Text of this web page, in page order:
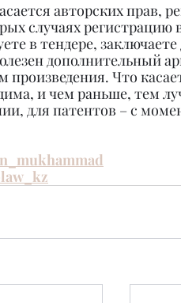
авторских прав,
случаях регистрацию
в тендере,
дополнительный
произведения. Что
и чем раньше, тем
для патентов – с